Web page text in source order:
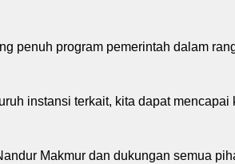
penuh program pemerintah dalam
instansi terkait, kita dapat
Makmur dan dukungan semua